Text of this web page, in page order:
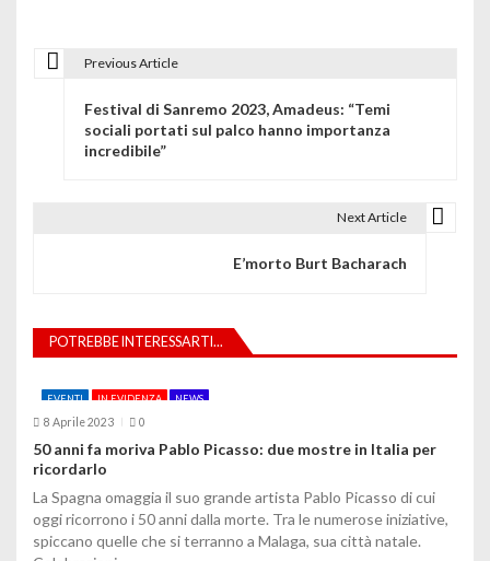
i
o
n
e
a
Previous Article
Festival di Sanremo 2023, Amadeus: “Temi
sociali portati sul palco hanno importanza
incredibile”
Next Article
E’morto Burt Bacharach
POTREBBE INTERESSARTI...
EVENTI IN EVIDENZA NEWS
8 Aprile 2023 0
50 anni fa moriva Pablo Picasso: due mostre in Italia per
ricordarlo
La Spagna omaggia il suo grande artista Pablo Picasso di cui
oggi ricorrono i 50 anni dalla morte. Tra le numerose iniziative,
spiccano quelle che si terranno a Malaga, sua città natale.